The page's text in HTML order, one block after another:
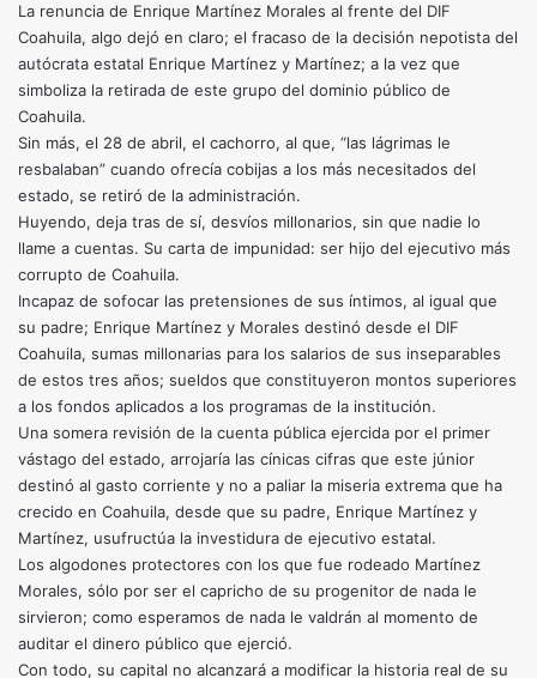
La renuncia de Enrique Martínez Morales al frente del DIF
Coahuila, algo dejó en claro; el fracaso de la decisión nepotista del
autócrata estatal Enrique Martínez y Martínez; a la vez que
simboliza la retirada de este grupo del dominio público de
Coahuila.
Sin más, el 28 de abril, el cachorro, al que, “las lágrimas le
resbalaban” cuando ofrecía cobijas a los más necesitados del
estado, se retiró de la administración.
Huyendo, deja tras de sí, desvíos millonarios, sin que nadie lo
llame a cuentas. Su carta de impunidad: ser hijo del ejecutivo más
corrupto de Coahuila.
Incapaz de sofocar las pretensiones de sus íntimos, al igual que
su padre; Enrique Martínez y Morales destinó desde el DIF
Coahuila, sumas millonarias para los salarios de sus inseparables
de estos tres años; sueldos que constituyeron montos superiores
a los fondos aplicados a los programas de la institución.
Una somera revisión de la cuenta pública ejercida por el primer
vástago del estado, arrojaría las cínicas cifras que este júnior
destinó al gasto corriente y no a paliar la miseria extrema que ha
crecido en Coahuila, desde que su padre, Enrique Martínez y
Martínez, usufructúa la investidura de ejecutivo estatal.
Los algodones protectores con los que fue rodeado Martínez
Morales, sólo por ser el capricho de su progenitor de nada le
sirvieron; como esperamos de nada le valdrán al momento de
auditar el dinero público que ejerció.
Con todo, su capital no alcanzará a modificar la historia real de su